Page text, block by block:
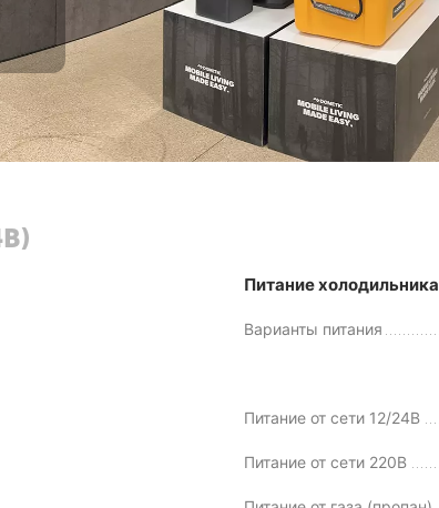
Питание холодильника
Варианты питания
Питание от сети 12/24В
Питание от сети 220В